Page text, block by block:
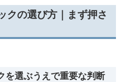
クの選び方｜まず押さ
を選ぶうえで重要な判断